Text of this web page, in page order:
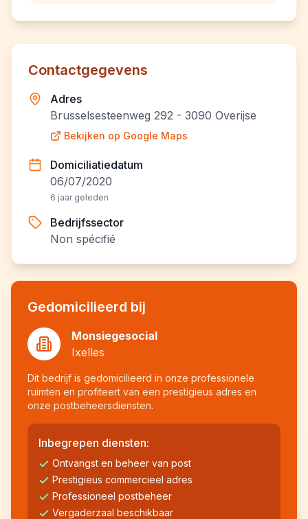
Contactgegevens
Adres
Brusselsesteenweg 292 - 3090 Overijse
Bekijken op Google Maps
Domiciliatiedatum
06/07/2020
6 jaar geleden
Bedrijfssector
Non spécifié
Gedomicilieerd bij
Monsiegesocial
Ixelles
Dit bedrijf is gedomicilieerd in onze professionele
ruimten en profiteert van een prestigieus adres en
onze postbeheersdiensten.
Inbegrepen diensten:
Ontvangst en beheer van post
Prestigieus commercieel adres
Professioneel postbeheer
Vergaderzaal beschikbaar